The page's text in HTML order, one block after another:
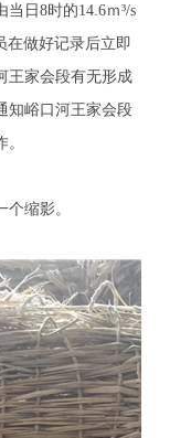
日8时的14.6ｍ³/s
在做好记录后立即
王家会段有无形成
知峪口河王家会段
缩影。